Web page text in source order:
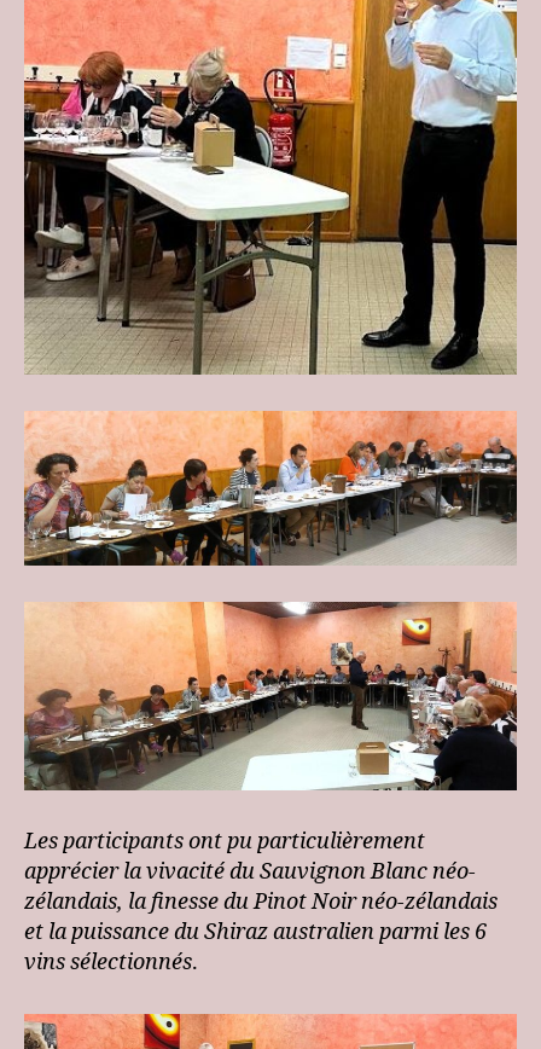
Les participants ont pu particulièrement
apprécier la vivacité du Sauvignon Blanc néo-
zélandais, la finesse du Pinot Noir néo-zélandais
et la puissance du Shiraz australien parmi les 6
vins sélectionnés.